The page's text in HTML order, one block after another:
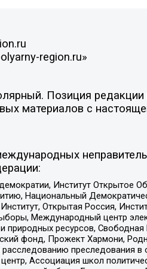
region.ru»
Позиция редакции
материалов с
Институт Открытое
Национальный
Открытая Россия,
Международный центр
ресурсов, Свободная
фонд, Прожект Хармони,
расследованию преследования
Ассоциация школ